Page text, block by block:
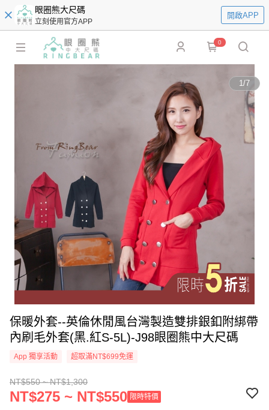
眼圈熊大尺碼
立刻使用官方APP
開啟APP
0
1/7
保暖外套--英倫休閒風台灣製造雙排銀釦附綁帶
內刷毛外套(黑.紅S-5L)-J98眼圈熊中大尺碼
App 獨享活動 超取滿NT$699免運
NT$550 ~ NT$1,300
NT$275 ~ NT$550 限時特價